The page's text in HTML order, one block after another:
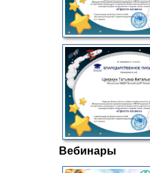
Вебинары